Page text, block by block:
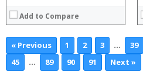
Add to Compare
« Previous 1 2 3 … 39
45
… 89 90 91 Next »